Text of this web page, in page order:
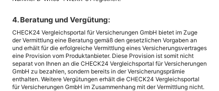
4. Beratung und Vergütung:
CHECK24 Vergleichsportal für Versicherungen GmbH bietet im Zuge
der Vermittlung eine Beratung gemäß den gesetzlichen Vorgaben an
und erhält für die erfolgreiche Vermittlung eines Versicherungsvertrages
eine Provision vom Produktanbieter. Diese Provision ist somit nicht
separat von Ihnen an die CHECK24 Vergleichsportal für Versicherungen
GmbH zu bezahlen, sondern bereits in der Versicherungsprämie
enthalten. Weitere Vergütungen erhält die CHECK24 Vergleichsportal
für Versicherungen GmbH im Zusammenhang mit der Vermittlung nicht.